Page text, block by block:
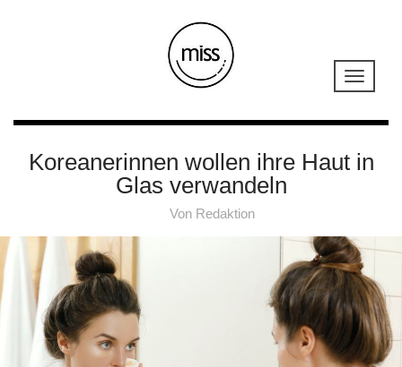
Koreanerinnen wollen ihre Haut in
Glas verwandeln
Von Redaktion